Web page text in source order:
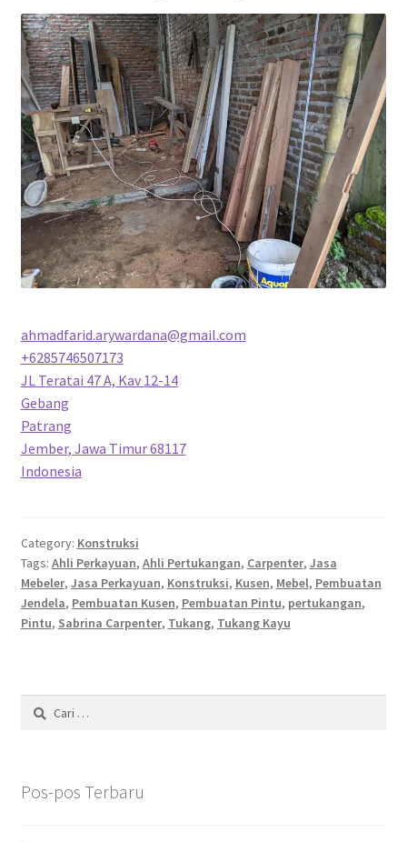
ahmadfarid.arywardana@gmail.com
+6285746507173
JL Teratai 47 A, Kav 12-14
Gebang
Patrang
Jember, Jawa Timur68117
Indonesia
Category: Konstruksi
Tags: Ahli Perkayuan, Ahli Pertukangan, Carpenter, Jasa
Mebeler, Jasa Perkayuan, Konstruksi, Kusen, Mebel, Pembuatan
Jendela, Pembuatan Kusen, Pembuatan Pintu, pertukangan,
Pintu, Sabrina Carpenter, Tukang, Tukang Kayu
Cari
untuk:
Pos-pos Terbaru